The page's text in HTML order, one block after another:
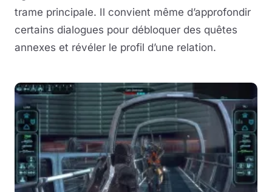
trame principale. Il convient même d’approfondir
certains dialogues pour débloquer des quêtes
annexes et révéler le profil d’une relation.